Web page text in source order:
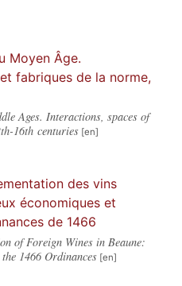
Moyen Âge.
fabriques de la norme,
Ages. Interactions, spaces of
16th centuries
des vins
économiques et
de 1466
of Foreign Wines in Beaune:
1466 Ordinances